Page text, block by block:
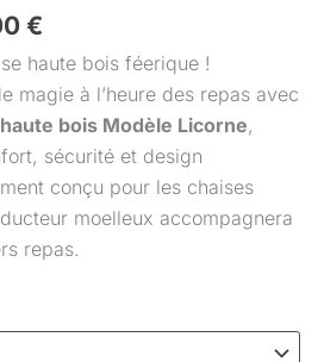
€
haute bois féerique !
magie à l’heure des repas avec
bois Modèle Licorne,
sécurité et design
conçu pour les chaises
moelleux accompagnera
repas.